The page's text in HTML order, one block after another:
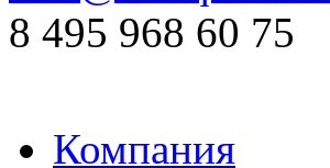
8 495 968 60 75
Компания